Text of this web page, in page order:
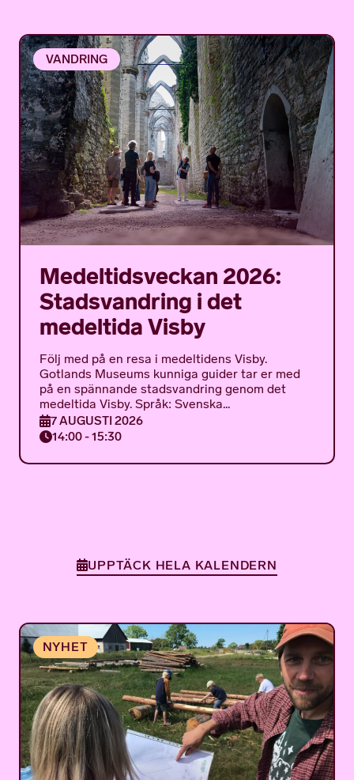
VANDRING
Medeltidsveckan 2026:
Stadsvandring i det
medeltida Visby
Följ med på en resa i medeltidens Visby.
Gotlands Museums kunniga guider tar er med
på en spännande stadsvandring genom det
medeltida Visby. Språk: Svenska...
7 AUGUSTI 2026
14:00 - 15:30
UPPTÄCK HELA KALENDERN